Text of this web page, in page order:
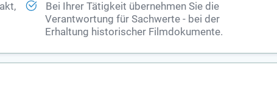
Bei Ihrer Tätigkeit übernehmen Sie die
Verantwortung für Sachwerte - bei der
Erhaltung historischer Filmdokumente.